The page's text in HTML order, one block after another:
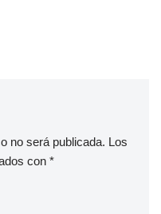
no será publicada. Los
con *